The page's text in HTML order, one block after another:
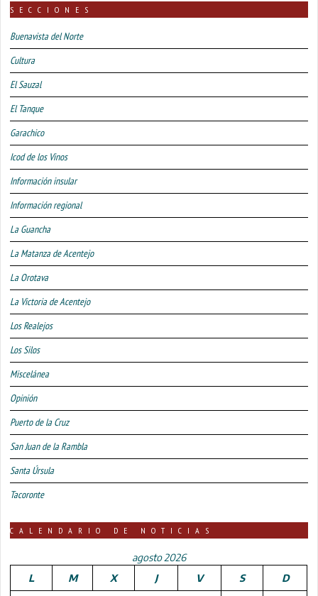
SECCIONES
Buenavista del Norte
Cultura
El Sauzal
El Tanque
Garachico
Icod de los Vinos
Información insular
Información regional
La Guancha
La Matanza de Acentejo
La Orotava
La Victoria de Acentejo
Los Realejos
Los Silos
Miscelánea
Opinión
Puerto de la Cruz
San Juan de la Rambla
Santa Úrsula
Tacoronte
CALENDARIO DE NOTICIAS
agosto 2026
L
M X J V S D